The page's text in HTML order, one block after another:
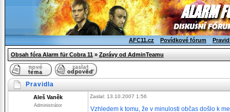
AFC11.cz Povídkové fórum
Obsah fóra Alarm für Cobra 11 » Zprávy od AdminTeamu
Pravidla
Aleš Vaněk
Administrátor
Zaslal: 13.10.2007 1:56
Vzhledem k tomu, že v minulosti občas došlo k